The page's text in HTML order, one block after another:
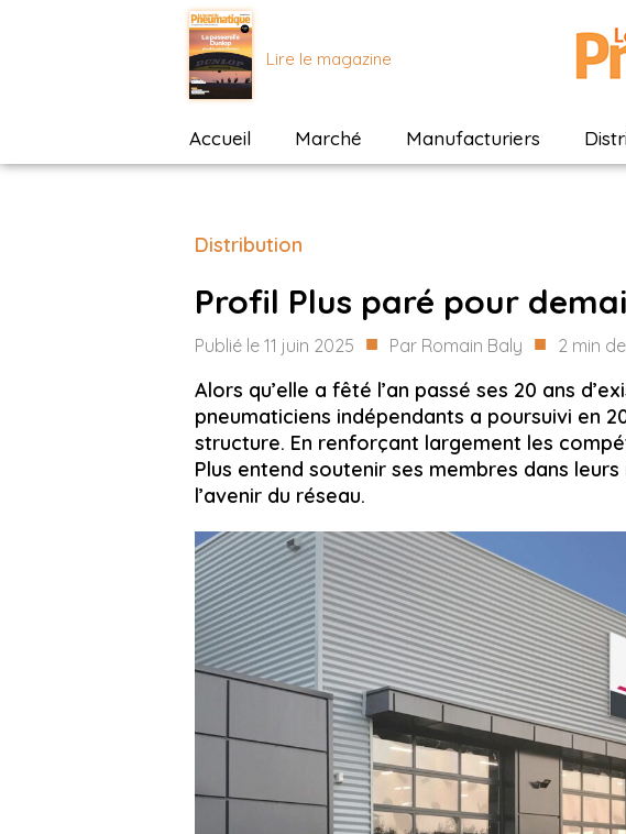
Lire le magazine
Accueil Marché Manufacturiers
Distribution
Profil Plus paré pour
Publié le 11 juin 2025 ■ Par Romain Baly ■ 2 min
Alors qu’elle a fêté l’an passé ses 20 ans
pneumaticiens indépendants a poursuivi en
structure. En renforçant largement les
Plus entend soutenir ses membres dans
l’avenir du réseau.